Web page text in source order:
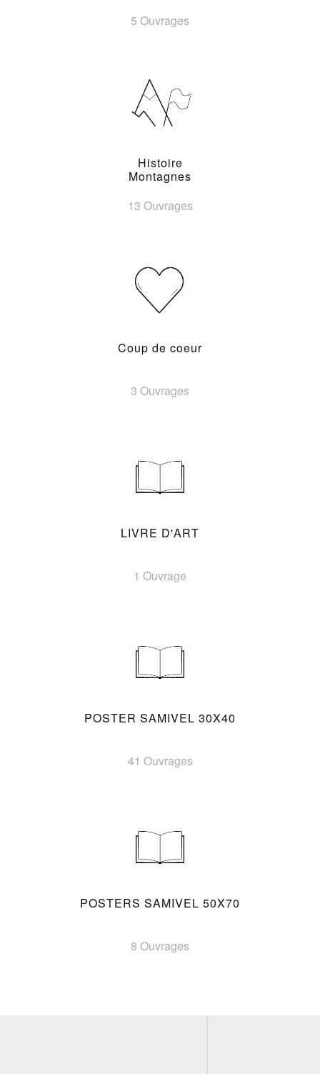
5 Ouvrages
Histoire
Montagnes
13 Ouvrages
Coup de coeur
3 Ouvrages
LIVRE D'ART
1 Ouvrage
POSTER SAMIVEL 30X40
41 Ouvrages
POSTERS SAMIVEL 50X70
8 Ouvrages